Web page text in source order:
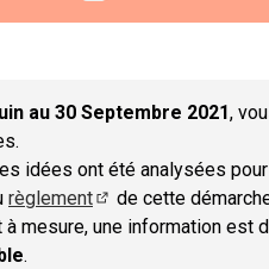
au 30 Septembre 2021,
idées ont été analysées
règlement
(S'ouvre dans un
de cette
à mesure, une information est
.